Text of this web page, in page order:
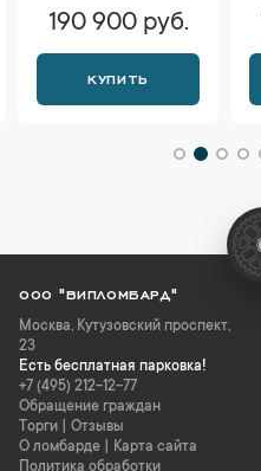
190 900 руб.
КУПИТЬ
ООО "ВИПЛОМБАРД"
Москва, Кутузовский проспект,
23
Есть бесплатная парковка!
+7 (495) 212-12-77
Обращение граждан
Торги
Отзывы
О ломбарде
Карта сайта
Политика обработки